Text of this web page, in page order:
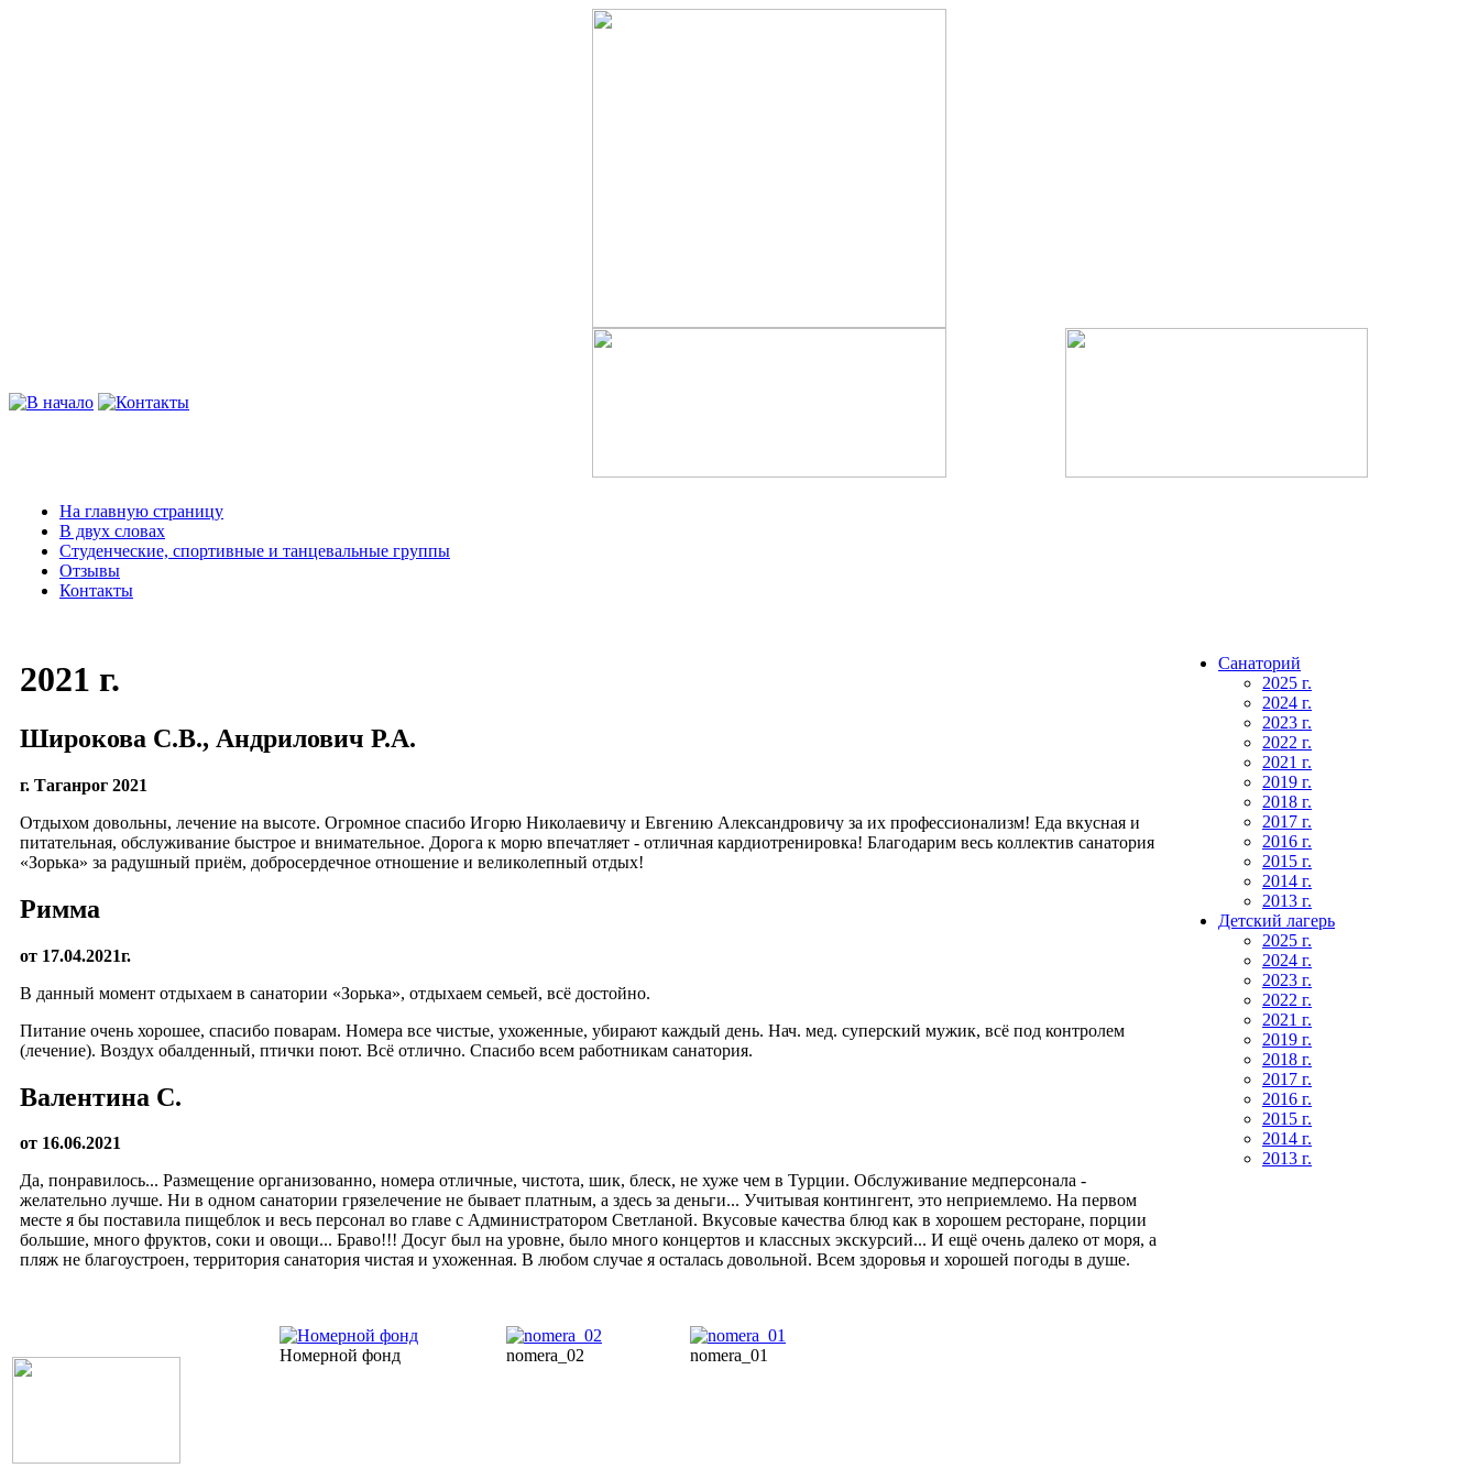
На главную страницу
В двух словах
Студенческие, спортивные и танцевальные группы
Отзывы
Контакты
2021 г.
Широкова С.В., Андрилович Р.А.
г. Таганрог 2021
Отдыхом довольны, лечение на высоте. Огромное спасибо Игорю Николаевичу и Евгению Александровичу за их профессионализм! Еда вкусная и
питательная, обслуживание быстрое и внимательное. Дорога к морю впечатляет - отличная кардиотренировка! Благодарим весь коллектив санатория
«Зорька» за радушный приём, добросердечное отношение и великолепный отдых!
Римма
от 17.04.2021г.
В данный момент отдыхаем в санатории «Зорька», отдыхаем семьей, всё достойно.
Питание очень хорошее, спасибо поварам. Номера все чистые, ухоженные, убирают каждый день. Нач. мед. суперский мужик, всё под контролем
(лечение). Воздух обалденный, птички поют. Всё отлично. Спасибо всем работникам санатория.
Валентина С.
от 16.06.2021
Да, понравилось... Размещение организованно, номера отличные, чистота, шик, блеск, не хуже чем в Турции. Обслуживание медперсонала -
желательно лучше. Ни в одном санатории грязелечение не бывает платным, а здесь за деньги... Учитывая контингент, это неприемлемо. На первом
месте я бы поставила пищеблок и весь персонал во главе с Администратором Светланой. Вкусовые качества блюд как в хорошем ресторане, порции
большие, много фруктов, соки и овощи... Браво!!! Досуг был на уровне, было много концертов и классных экскурсий... И ещё очень далеко от моря, а
пляж не благоустроен, территория санатория чистая и ухоженная. В любом случае я осталась довольной. Всем здоровья и хорошей погоды в душе.
Санаторий
2025 г.
2024 г.
2023 г.
2022 г.
2021 г.
2019 г.
2018 г.
2017 г.
2016 г.
2015 г.
2014 г.
2013 г.
Детский лагерь
2025 г.
2024 г.
2023 г.
2022 г.
2021 г.
2019 г.
2018 г.
2017 г.
2016 г.
2015 г.
2014 г.
2013 г.
Номерной фонд nomera_02 nomera_01